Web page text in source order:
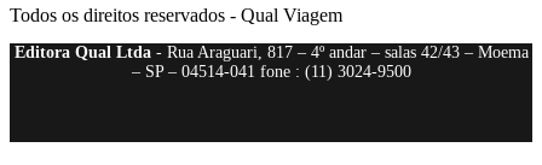
Todos os direitos reservados - Qual Viagem
Editora Qual Ltda- Rua Araguari, 817 – 4º andar – salas 42/43 – Moema
– SP – 04514-041 fone : (11) 3024-9500